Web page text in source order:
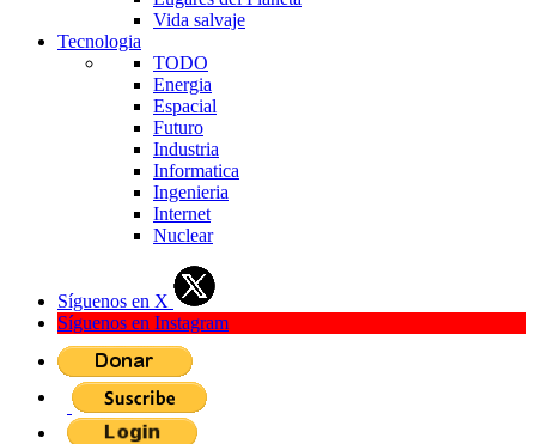
Vida salvaje
Tecnologia
TODO
Energia
Espacial
Futuro
Industria
Informatica
Ingenieria
Internet
Nuclear
Síguenos en X
Síguenos en Instagram